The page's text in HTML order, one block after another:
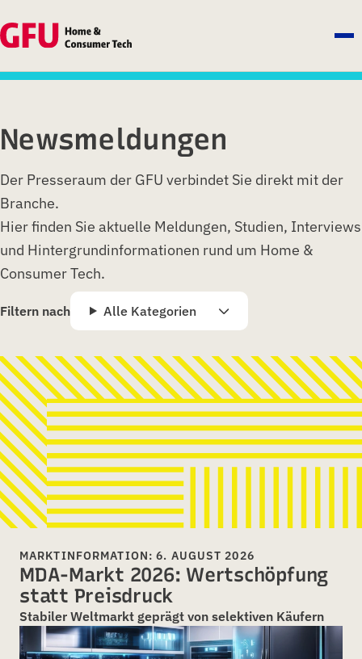
Newsmeldungen
Der Presseraum der GFU verbindet Sie direkt mit der
Branche.
Hier finden Sie aktuelle Meldungen, Studien, Interviews
und Hintergrundinformationen rund um Home &
Consumer Tech.
Filtern nach Alle Kategorien
MARKTINFORMATION: 6. AUGUST 2026
MDA-Markt 2026: Wertschöpfung
statt Preisdruck
Stabiler Weltmarkt geprägt von selektiven Käufern